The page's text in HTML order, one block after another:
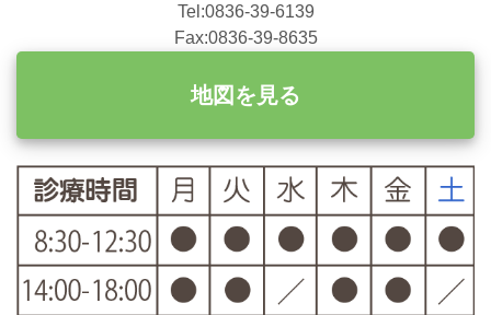
Tel:0836-39-6139
Fax:0836-39-8635
地図を見る